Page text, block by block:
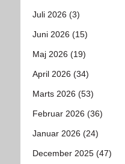
Juli 2026 (3)
Juni 2026 (15)
Maj 2026 (19)
April 2026 (34)
Marts 2026 (53)
Februar 2026 (36)
Januar 2026 (24)
December 2025 (47)